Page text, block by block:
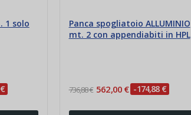
1 solo
Panca spogliatoio ALLUMINIO
mt. 2 con appendiabiti in HPL
736,88 € 562,00 € -174,88 €